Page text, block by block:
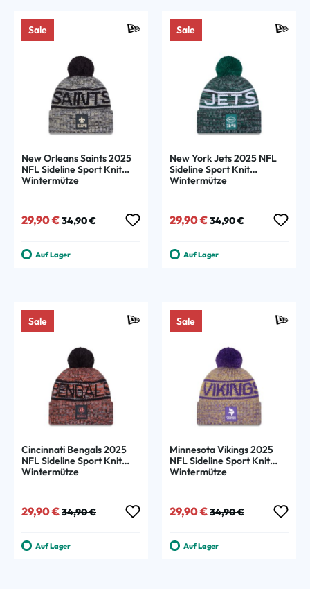
Sale
New Orleans Saints 2025
NFL Sideline Sport Knit
Wintermütze
Verkaufspreis:
29,90 € Regulärer Preis:
34,90 €
Auf Lager
Sale
New York Jets 2025 NFL
Sideline Sport Knit
Wintermütze
Verkaufspreis:
29,90 € Regulärer Preis:
34,90 €
Auf Lager
Sale
Cincinnati Bengals 2025
NFL Sideline Sport Knit
Wintermütze
Verkaufspreis:
29,90 € Regulärer Preis:
34,90 €
Auf Lager
Sale
Minnesota Vikings 2025
NFL Sideline Sport Knit
Wintermütze
Verkaufspreis:
29,90 € Regulärer Preis:
34,90 €
Auf Lager